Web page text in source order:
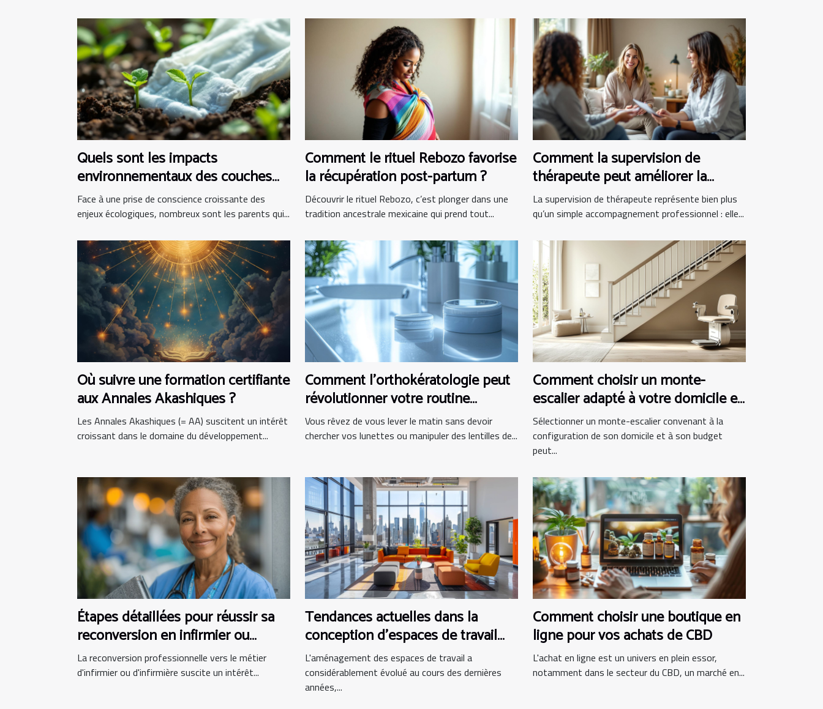
Quels sont les impacts
environnementaux des couches
bio ?
Face à une prise de conscience croissante des
enjeux écologiques, nombreux sont les parents qui...
Comment le rituel Rebozo favorise
la récupération post-partum ?
Découvrir le rituel Rebozo, c’est plonger dans une
tradition ancestrale mexicaine qui prend tout...
Comment la supervision de
thérapeute peut améliorer la
pratique clinique
La supervision de thérapeute représente bien plus
qu’un simple accompagnement professionnel : elle...
Où suivre une formation certifiante
aux Annales Akashiques ?
Les Annales Akashiques (= AA) suscitent un intérêt
croissant dans le domaine du développement...
Comment l'orthokératologie peut
révolutionner votre routine
matinale ?
Vous rêvez de vous lever le matin sans devoir
chercher vos lunettes ou manipuler des lentilles de...
Comment choisir un monte-
escalier adapté à votre domicile et
budget
Sélectionner un monte-escalier convenant à la
configuration de son domicile et à son budget
peut...
Étapes détaillées pour réussir sa
reconversion en infirmier ou
infirmière
La reconversion professionnelle vers le métier
d'infirmier ou d'infirmière suscite un intérêt...
Tendances actuelles dans la
conception d'espaces de travail
modernes
L'aménagement des espaces de travail a
considérablement évolué au cours des dernières
années,...
Comment choisir une boutique en
ligne pour vos achats de CBD
L'achat en ligne est un univers en plein essor,
notamment dans le secteur du CBD, un marché en...